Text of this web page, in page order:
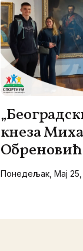
кнеза
Понедељак, Мај 25,